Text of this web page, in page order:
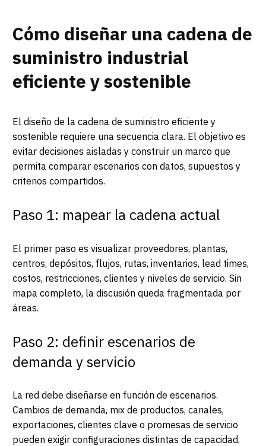
Cómo diseñar una cadena de
suministro industrial
eficiente y sostenible
El diseño de la cadena de suministro eficiente y
sostenible requiere una secuencia clara. El objetivo es
evitar decisiones aisladas y construir un marco que
permita comparar escenarios con datos, supuestos y
criterios compartidos.
Paso 1: mapear la cadena actual
El primer paso es visualizar proveedores, plantas,
centros, depósitos, flujos, rutas, inventarios, lead times,
costos, restricciones, clientes y niveles de servicio. Sin
mapa completo, la discusión queda fragmentada por
áreas.
Paso 2: definir escenarios de
demanda y servicio
La red debe diseñarse en función de escenarios.
Cambios de demanda, mix de productos, canales,
exportaciones, clientes clave o promesas de servicio
pueden exigir configuraciones distintas de capacidad,